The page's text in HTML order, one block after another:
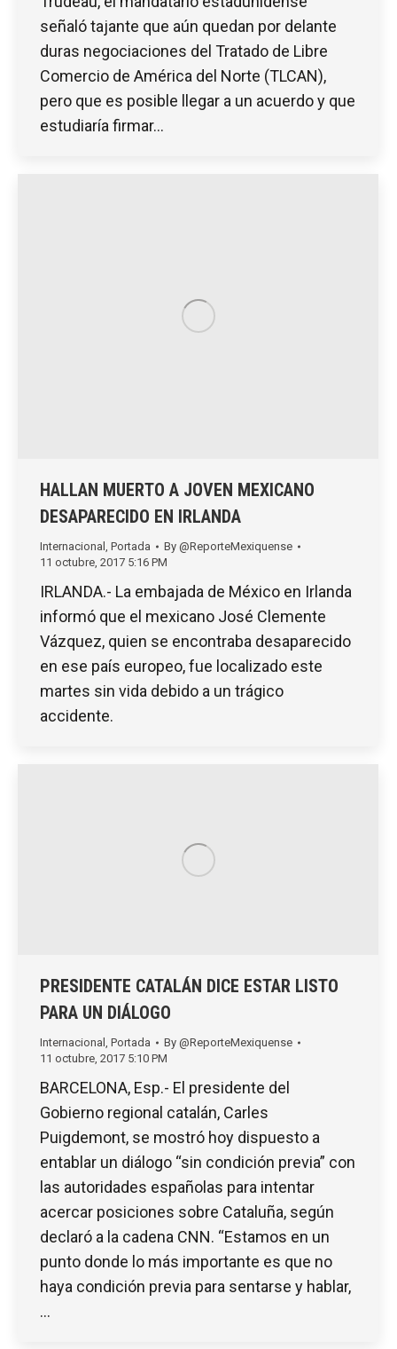
señaló tajante que aún quedan por delante
duras negociaciones del Tratado de Libre
Comercio de América del Norte (TLCAN),
pero que es posible llegar a un acuerdo y que
estudiaría firmar…
HALLAN MUERTO A JOVEN MEXICANO
DESAPARECIDO EN IRLANDA
Internacional Portada By @ReporteMexiquense
11 octubre, 2017 5:16 PM
IRLANDA.- La embajada de México en Irlanda
informó que el mexicano José Clemente
Vázquez, quien se encontraba desaparecido
en ese país europeo, fue localizado este
martes sin vida debido a un trágico
accidente.
PRESIDENTE CATALÁN DICE ESTAR LISTO
PARA UN DIÁLOGO
Internacional Portada By @ReporteMexiquense
11 octubre, 2017 5:10 PM
BARCELONA, Esp.- El presidente del
Gobierno regional catalán, Carles
Puigdemont, se mostró hoy dispuesto a
entablar un diálogo “sin condición previa” con
las autoridades españolas para intentar
acercar posiciones sobre Cataluña, según
declaró a la cadena CNN. “Estamos en un
punto donde lo más importante es que no
haya condición previa para sentarse y hablar,
…